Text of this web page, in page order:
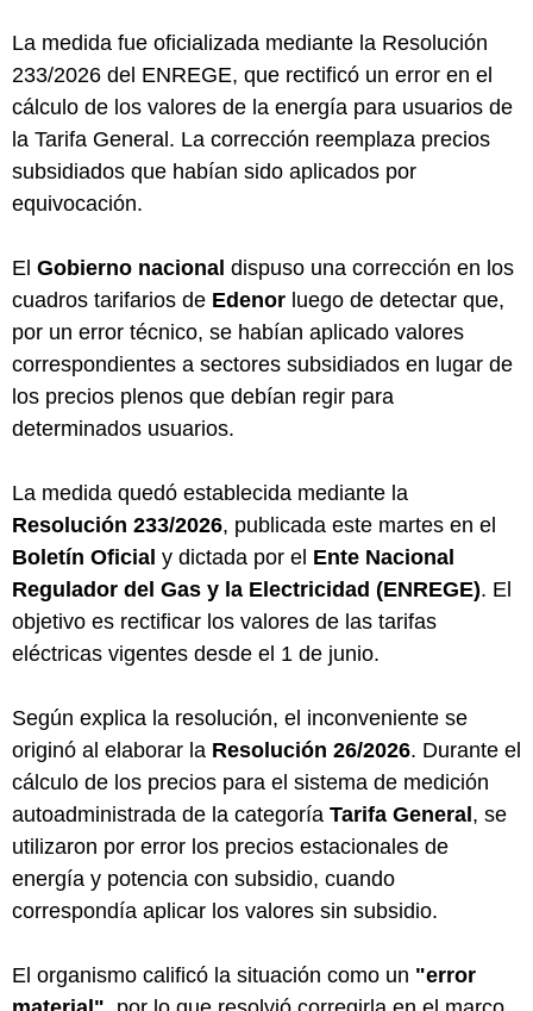
La medida fue oficializada mediante la Resolución
233/2026 del ENREGE, que rectificó un error en el
cálculo de los valores de la energía para usuarios de
la Tarifa General. La corrección reemplaza precios
subsidiados que habían sido aplicados por
equivocación.
El Gobierno nacional dispuso una corrección en los
cuadros tarifarios de Edenor luego de detectar que,
por un error técnico, se habían aplicado valores
correspondientes a sectores subsidiados en lugar de
los precios plenos que debían regir para
determinados usuarios.
La medida quedó establecida mediante la
Resolución 233/2026, publicada este martes en el
Boletín Oficial y dictada por el Ente Nacional
Regulador del Gas y la Electricidad (ENREGE). El
objetivo es rectificar los valores de las tarifas
eléctricas vigentes desde el 1 de junio.
Según explica la resolución, el inconveniente se
originó al elaborar la Resolución 26/2026. Durante el
cálculo de los precios para el sistema de medición
autoadministrada de la categoría Tarifa General, se
utilizaron por error los precios estacionales de
energía y potencia con subsidio, cuando
correspondía aplicar los valores sin subsidio.
El organismo calificó la situación como un "error